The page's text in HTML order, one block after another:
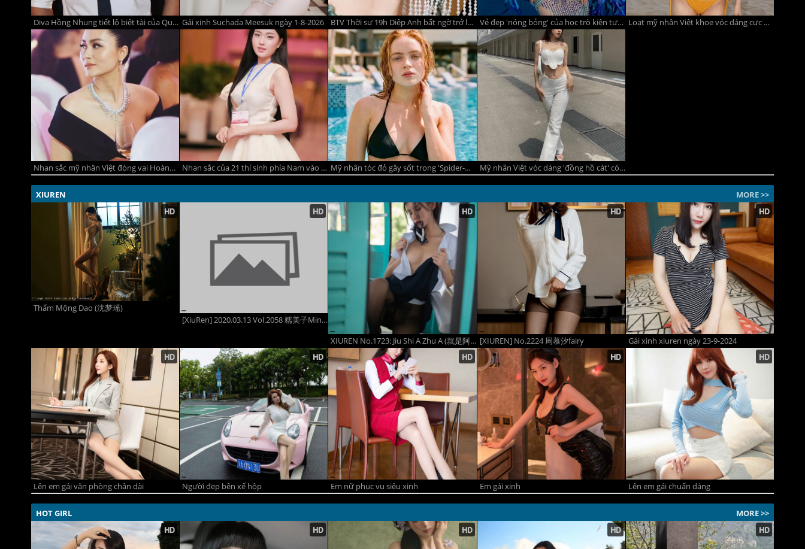
Diva Hồng Nhung tiết lộ biệt tài của Quang Linh, NSND Mỹ Uyên khoe dáng ở sân bay Gái xinh Suchada Meesuk ngày 1-8-2026 BTV Thời sự 19h Diệp Anh bất ngờ trở lại VTV, MC Minh Hương diện bikini gợi cảm Vẻ đẹp 'nóng bỏng' của học trò kiện tướng dancesport Khánh Thi, lấn sân showbiz với bảng thành tích thi đấu ấn tượng Loạt mỹ nhân Việt khoe vóc dáng cực phẩm với bikini, Tiểu Vy và Bảo Thy gây chú ý nhất
Nhan sắc mỹ nhân Việt đóng vai Hoàng hậu trong phim điện ảnh về vua Đinh Nhan sắc của 21 thí sinh phía Nam vào chung khảo Hoa hậu Việt Nam 2026 Mỹ nhân tóc đỏ gây sốt trong 'Spider-Man 4', nhan sắc như búp bê Mỹ nhân Việt vóc dáng 'đồng hồ cát' có 5 kiểu phối đồ khoe eo thon, chân dài như kéo thêm vài centimet
XIUREN MORE >>
Thẩm Mộng Dao (沈梦瑶)
[XiuRen] 2020.03.13 Vol.2058 糯美子Mini - Part 2
XIUREN No.1723: Jiu Shi A Zhu A (就是阿朱啊) (97 ảnh) [XIUREN] No.2224 周慕汐fairy Gái xinh xiuren ngày 23-9-2024
Lên em gái văn phòng chân dài Người đẹp bên xế hộp Em nữ phục vụ siêu xinh Em gái xinh Lên em gái chuẩn dáng
HOT GIRL MORE >>